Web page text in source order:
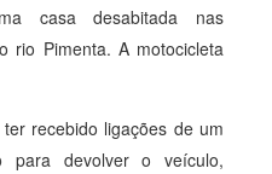
casa desabitada nas
rio Pimenta. A motocicleta
recebido ligações de um
para devolver o veículo,